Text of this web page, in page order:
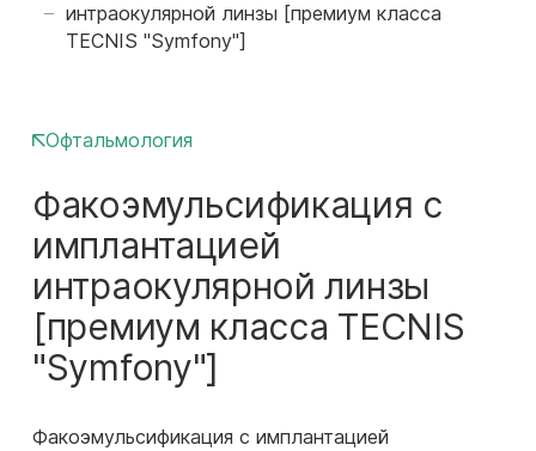
интраокулярной линзы [премиум класса
TECNIS "Symfony"]
Офтальмология
Факоэмульсификация с
имплантацией
интраокулярной линзы
[премиум класса TECNIS
"Symfony"]
Факоэмульсификация с имплантацией